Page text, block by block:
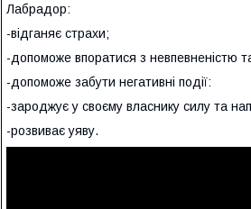
Лабрадор:
-відганяє страхи;
-допоможе впоратися з невпевненістю
-допоможе забути негативні події:
-зароджує у своєму власнику силу та
-розвиває уяву.